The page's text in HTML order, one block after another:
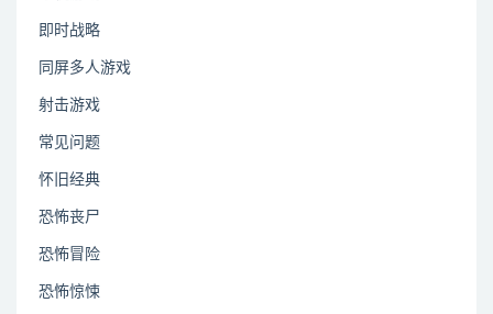
即时战略
同屏多人游戏
射击游戏
常见问题
怀旧经典
恐怖丧尸
恐怖冒险
恐怖惊悚